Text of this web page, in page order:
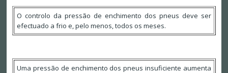
O controlo da pressão de enchimento dos pneus deve ser
efectuado a frio e, pelo menos, todos os meses.
Uma pressão de enchimento dos pneus insuficiente aumenta